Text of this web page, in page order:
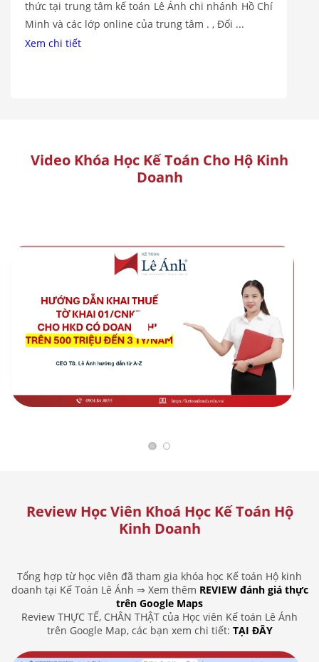
Thị Thu Hiền – Chuyên Gia Kế Toán, Thuế Và Báo
Cáo Tài Chính Cô Lại Thị Thu Hiền là giảng viên có
...
Video Khóa Học Kế Toán Cho Hộ Kinh
Doanh
Review Học Viên Khoá Học Kế Toán Hộ
Kinh Doanh
Tổng hợp từ học viên đã tham gia khóa học Kế toán Hộ kinh
doanh tại Kế Toán Lê Ánh ⇒ Xem thêm REVIEW đánh giá thực
trên Google Maps
Review THỰC TẾ, CHÂN THẬT của Học viên Kế toán Lê Ánh
trên Google Map, các bạn xem chi tiết: TẠI ĐÂY